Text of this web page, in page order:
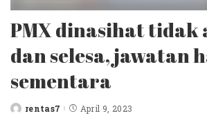
PMX dinasihat tidak
dan selesa, jawatan
sementara
Postedrentas7 April 9, 2023